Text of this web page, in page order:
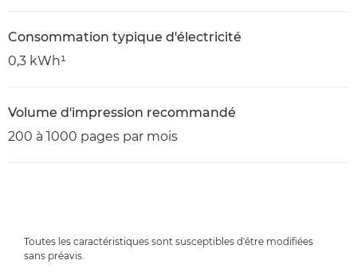
Consommation typique d'électricité
0,3 kWh¹
Volume d'impression recommandé
200 à 1000 pages par mois
Toutes les caractéristiques sont susceptibles d'être modifiées
sans préavis.